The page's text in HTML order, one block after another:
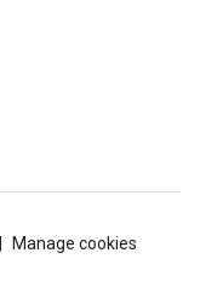
Manage cookies